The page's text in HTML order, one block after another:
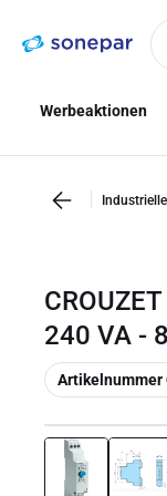
NavigationInhalt
Werbeaktionen
240 VA -
Kopieren
Artikelnummer